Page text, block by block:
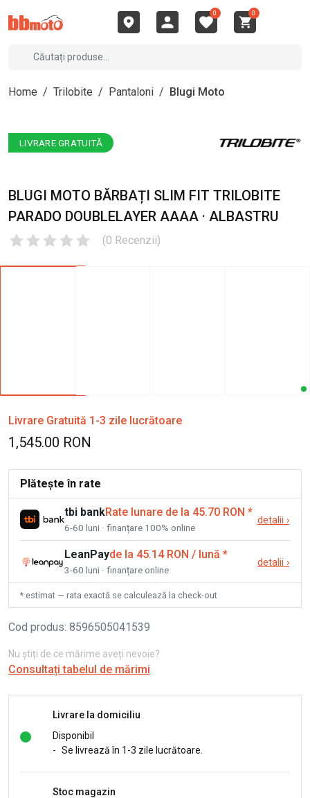
0 0
Home / Trilobite / Pantaloni / Blugi Moto
LIVRARE GRATUITĂ
BLUGI MOTO BĂRBAȚI SLIM FIT TRILOBITE
PARADO DOUBLELAYER AAAA · ALBASTRU
(0 Recenzii)
Livrare Gratuită 1-3 zile lucrătoare
1,545.00 RON
Plătește în rate
tbi bankRate lunare de la 45.70 RON *
6-60 luni · finanțare 100% online
detalii ›
LeanPayde la 45.14 RON / lună *
3-60 luni · finanțare online
detalii ›
* estimat — rata exactă se calculează la check-out
Cod produs: 8596505041539
Nu știți de ce mărime aveți nevoie?
Consultați tabelul de mărimi
Livrare la domiciliu
Disponibil
- Se livrează în 1-3 zile lucrătoare.
Stoc magazin